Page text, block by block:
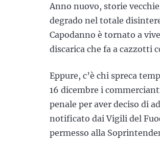
Anno nuovo, storie
degrado nel totale
Capodanno è tornato a
discarica che fa a cazzotti
Eppure, c’è chi spreca
16 dicembre i
penale per aver deciso di
notificato dai Vigili del
permesso alla